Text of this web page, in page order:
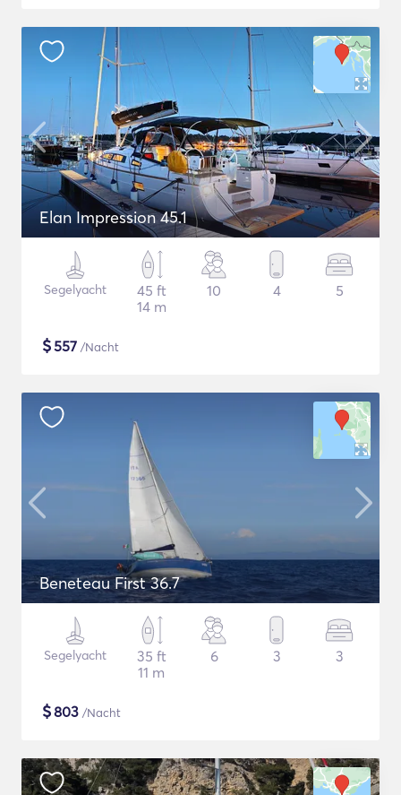
Elan Impression 45.1
Segelyacht
45 ft
14 m
10 4 5
$557 /Nacht
Beneteau First 36.7
Segelyacht
35 ft
11 m
6 3 3
$803 /Nacht